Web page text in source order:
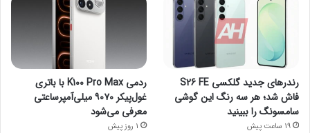
رندرهای جدید گلکسی S26 FE
فاش شد؛ هر سه رنگ این گوشی
سامسونگ را ببینید
19 ساعت پیش
ردمی K100 Pro Max با باتری
غول‌پیکر ۹۰۷۰ میلی‌آمپرساعتی
معرفی می‌شود
1 روز پیش